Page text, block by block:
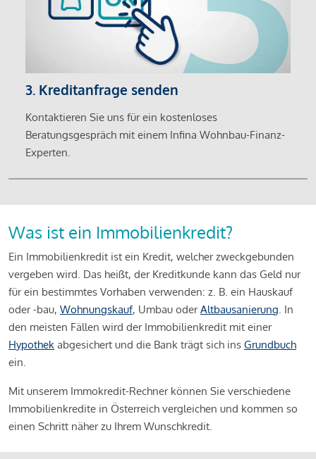
3. Kreditanfrage senden
Kontaktieren Sie uns für ein kostenloses
Beratungsgespräch mit einem Infina Wohnbau-Finanz-
Experten.
Was ist ein Immobilienkredit?
Ein Immobilienkredit ist ein Kredit, welcher zweckgebunden
vergeben wird. Das heißt, der Kreditkunde kann das Geld nur
für ein bestimmtes Vorhaben verwenden: z. B. ein Hauskauf
oder -bau, Wohnungskauf, Umbau oderAltbausanierung. In
den meisten Fällen wird der Immobilienkredit mit einer
Hypothek abgesichert und die Bank trägt sich ins Grundbuch
ein.
Mit unserem Immokredit-Rechner können Sie verschiedene
Immobilienkredite in Österreich vergleichen und kommen so
einen Schritt näher zu Ihrem Wunschkredit.